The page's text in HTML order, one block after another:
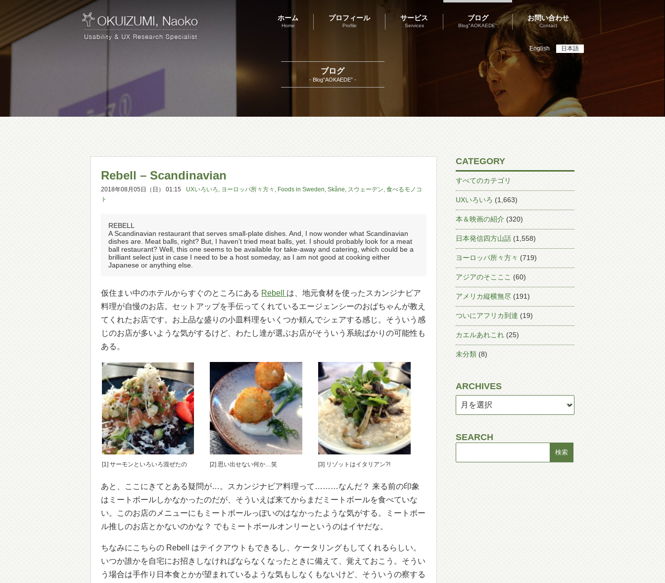
English 日本語
ホーム
Home
プロフィール
Profile
サービス
Services
ブログ
Blog"AOKAEDE"
お問い合わせ
Contact
ブログ
- Blog”AOKAEDE” -
Rebell – Scandinavian
2018年08月05日（日） 01:15 UXいろいろ, ヨーロッパ所々方々 , Foods in Sweden, Skåne, スウェーデン, 食べるモノコ
ト
REBELL
A Scandinavian restaurant that serves small-plate dishes. And, I now wonder what Scandinavian
dishes are. Meat balls, right? But, I haven’t tried meat balls, yet. I should probably look for a meat
ball restaurant? Well, this one seems to be available for take-away and catering, which could be a
brilliant select just in case I need to be a host someday, as I am not good at cooking either
Japanese or anything else.
仮住まい中のホテルからすぐのところにある Rebell は、地元食材を使ったスカンジナビア
料理が自慢のお店。セットアップを手伝ってくれているエージェンシーのおばちゃんが教え
てくれたお店です。お上品な盛りの小皿料理をいくつか頼んでシェアする感じ。そういう感
じのお店が多いような気がするけど、わたし達が選ぶお店がそういう系統ばかりの可能性も
ある。
[1] サーモンといろいろ混ぜたの [2] 思い出せない何か…笑 [3] リゾットはイタリアン?!
あと、ここにきてとある疑問が…。スカンジナビア料理って………なんだ？ 来る前の印象
はミートボールしかなかったのだが、そういえば来てからまだミートボールを食べていな
い。このお店のメニューにもミートボールっぽいのはなかったような気がする。ミートボー
ル推しのお店とかないのかな？ でもミートボールオンリーというのはイヤだな。
ちなみにこちらの Rebell はテイクアウトもできるし、ケータリングもしてくれるらしい。
いつか誰かを自宅にお招きしなければならなくなったときに備えて、覚えておこう。そうい
う場合は手作り日本食とかが望まれているような気もしなくもないけど、そういうの察する
CATEGORY
すべてのカテゴリ
UXいろいろ (1,663)
本＆映画の紹介 (320)
日本発信四方山話 (1,558)
ヨーロッパ所々方々 (719)
アジアのそこここ (60)
アメリカ縦横無尽 (191)
ついにアフリカ到達 (19)
カエルあれこれ (25)
未分類 (8)
ARCHIVES
SEARCH